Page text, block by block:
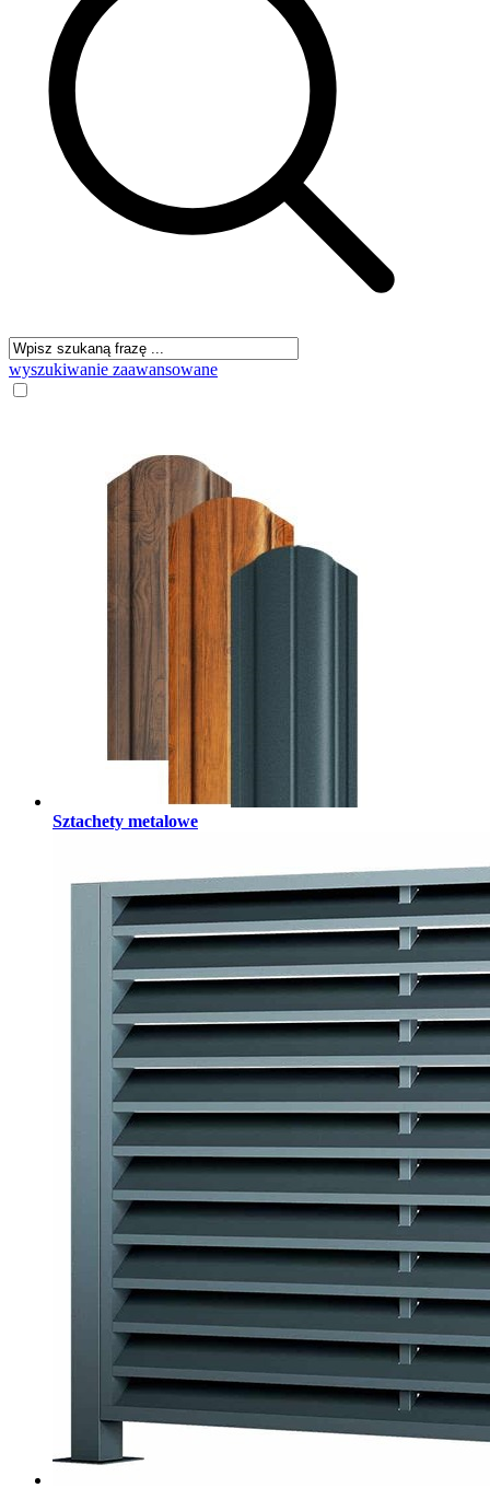
wyszukiwanie zaawansowane
Sztachety metalowe